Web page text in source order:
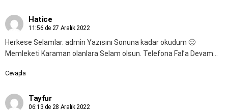
Hatice
11:56 de 27 Aralık 2022
Herkese Selamlar. admin Yazısını Sonuna kadar okudum 🙂
Memleketi Karaman olanlara Selam olsun. Telefona Fal’a Devam…
Cevapla
Tayfur
06:13 de 28 Aralık 2022